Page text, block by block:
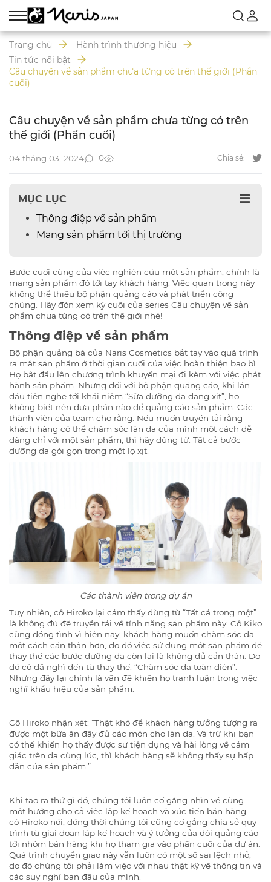
Trang chủ
Hành trình thương hiệu
Tin tức nổi bật
Câu chuyện về sản phẩm chưa từng có trên thế giới (Phần
cuối)
Câu chuyện về sản phẩm chưa từng có trên
thế giới (Phần cuối)
04 tháng 03, 2024 0 Chia sẻ:
MỤC LỤC
Thông điệp về sản phẩm
Mang sản phẩm tới thị trường
Bước cuối cùng của việc nghiên cứu một sản phẩm, chính là
mang sản phẩm đó tới tay khách hàng. Việc quan trọng này
không thể thiếu bộ phận quảng cáo và phát triển công
chúng. Hãy đón xem kỳ cuối của series Câu chuyện về sản
phẩm chưa từng có trên thế giới nhé!
Thông điệp về sản phẩm
Bộ phận quảng bá của Naris Cosmetics bắt tay vào quá trình
ra mắt sản phẩm ở thời gian cuối của việc hoàn thiện bao bì.
Họ bắt đầu lên chương trình khuyến mại đi kèm với việc phát
hành sản phẩm. Nhưng đối với bộ phận quảng cáo, khi lần
đầu tiên nghe tới khái niệm “Sữa dưỡng da dạng xịt”, họ
không biết nên đưa phần nào để quảng cáo sản phẩm. Các
thành viên của team cho rằng: Nếu muốn truyền tải rằng
khách hàng có thể chăm sóc làn da của mình một cách dễ
dàng chỉ với một sản phẩm, thì hãy dùng từ: Tất cả bước
dưỡng da gói gọn trong một lọ xịt.
Các thành viên trong dự án
Tuy nhiên, cô Hiroko lại cảm thấy dùng từ “Tất cả trong một”
là không đủ để truyền tải về tính năng sản phẩm này. Cô Kiko
cũng đồng tình vì hiện nay, khách hàng muốn chăm sóc da
một cách cẩn thận hơn, do đó việc sử dụng một sản phẩm để
thay thế các bước dưỡng da còn lại là không đủ cẩn thận. Do
đó cô đã nghĩ đến từ thay thế: “Chăm sóc da toàn diện”.
Nhưng đây lại chính là vấn đề khiến họ tranh luận trong việc
nghĩ khẩu hiệu của sản phẩm.
Cô Hiroko nhận xét: “Thật khó để khách hàng tưởng tượng ra
được một bữa ăn đầy đủ các món cho làn da. Và trừ khi bạn
có thể khiến họ thấy được sự tiện dụng và hài lòng về cảm
giác trên da cùng lúc, thì khách hàng sẽ không thấy sự hấp
dẫn của sản phẩm.”
Khi tạo ra thứ gì đó, chúng tôi luôn cố gắng nhìn về cùng
một hướng cho cả việc lập kế hoạch và xúc tiến bán hàng -
cô Hiroko nói, đồng thời chúng tôi cũng cố gắng chia sẻ quy
trình từ giai đoạn lập kế hoạch và ý tưởng của đội quảng cáo
tới nhóm bán hàng khi họ tham gia vào phần cuối của dự án.
Quá trình chuyển giao này vẫn luôn có một số sai lệch nhỏ,
do đó chúng tôi phải làm việc với nhau thật kỹ về thông tin và
các suy nghĩ ban đầu của mình.